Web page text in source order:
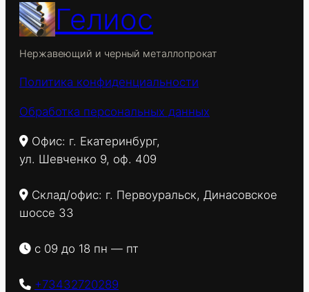
Гелиос
Нержавеющий и черный металлопрокат
Политика конфиденциальности
Обработка персональных данных
Офис: г. Екатеринбург,
ул. Шевченко 9, оф. 409
Склад/офис: г. Первоуральск, Динасовское
шоссе 33
с 09 до 18 пн — пт
+73432720289